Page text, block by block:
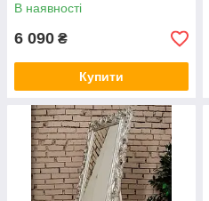
В наявності
6 090 ₴
Купити